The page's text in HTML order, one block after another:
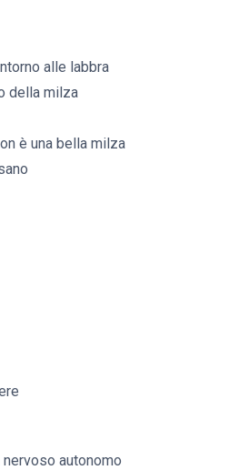
alle labbra
della milza
è una bella milza
autonomo